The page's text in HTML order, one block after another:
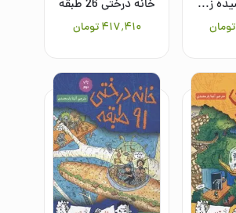
دا: خاطرات سیده زهرا حسینی
تومان
خانه درختی 26 طبقه
۴۱۷٬۴۱۰ تومان